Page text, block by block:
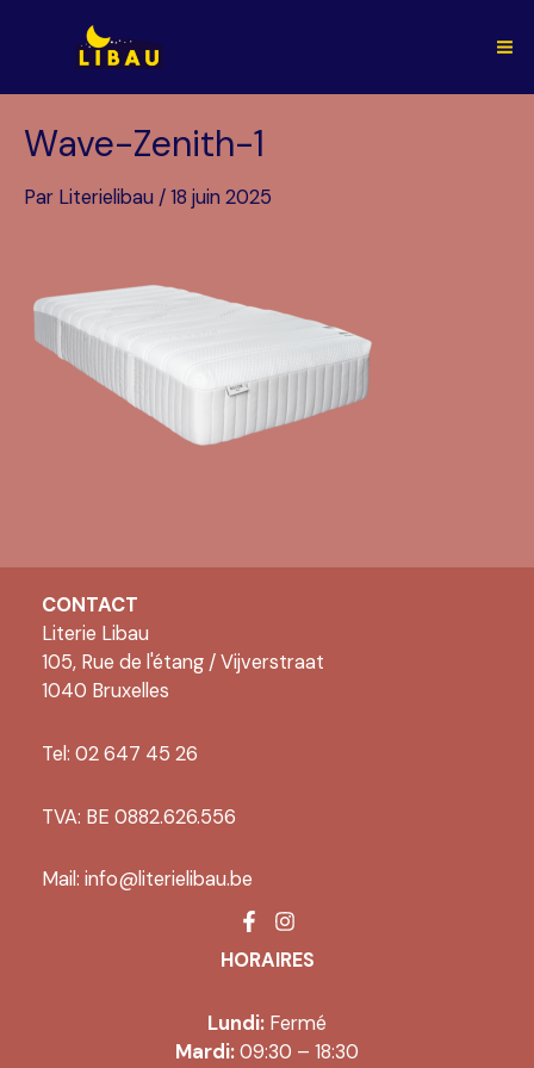
Wave-Zenith-1
Par Literielibau /18 juin 2025
CONTACT
Literie Libau
105, Rue de l'étang / Vijverstraat
1040 Bruxelles
Tel: 02 647 45 26
TVA: BE 0882.626.556
Mail: info@literielibau.be
HORAIRES
Lundi: Fermé
Mardi:09:30 – 18:30